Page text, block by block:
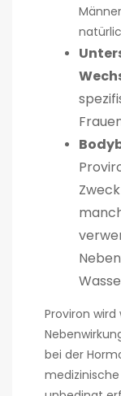
Proviron
bei der